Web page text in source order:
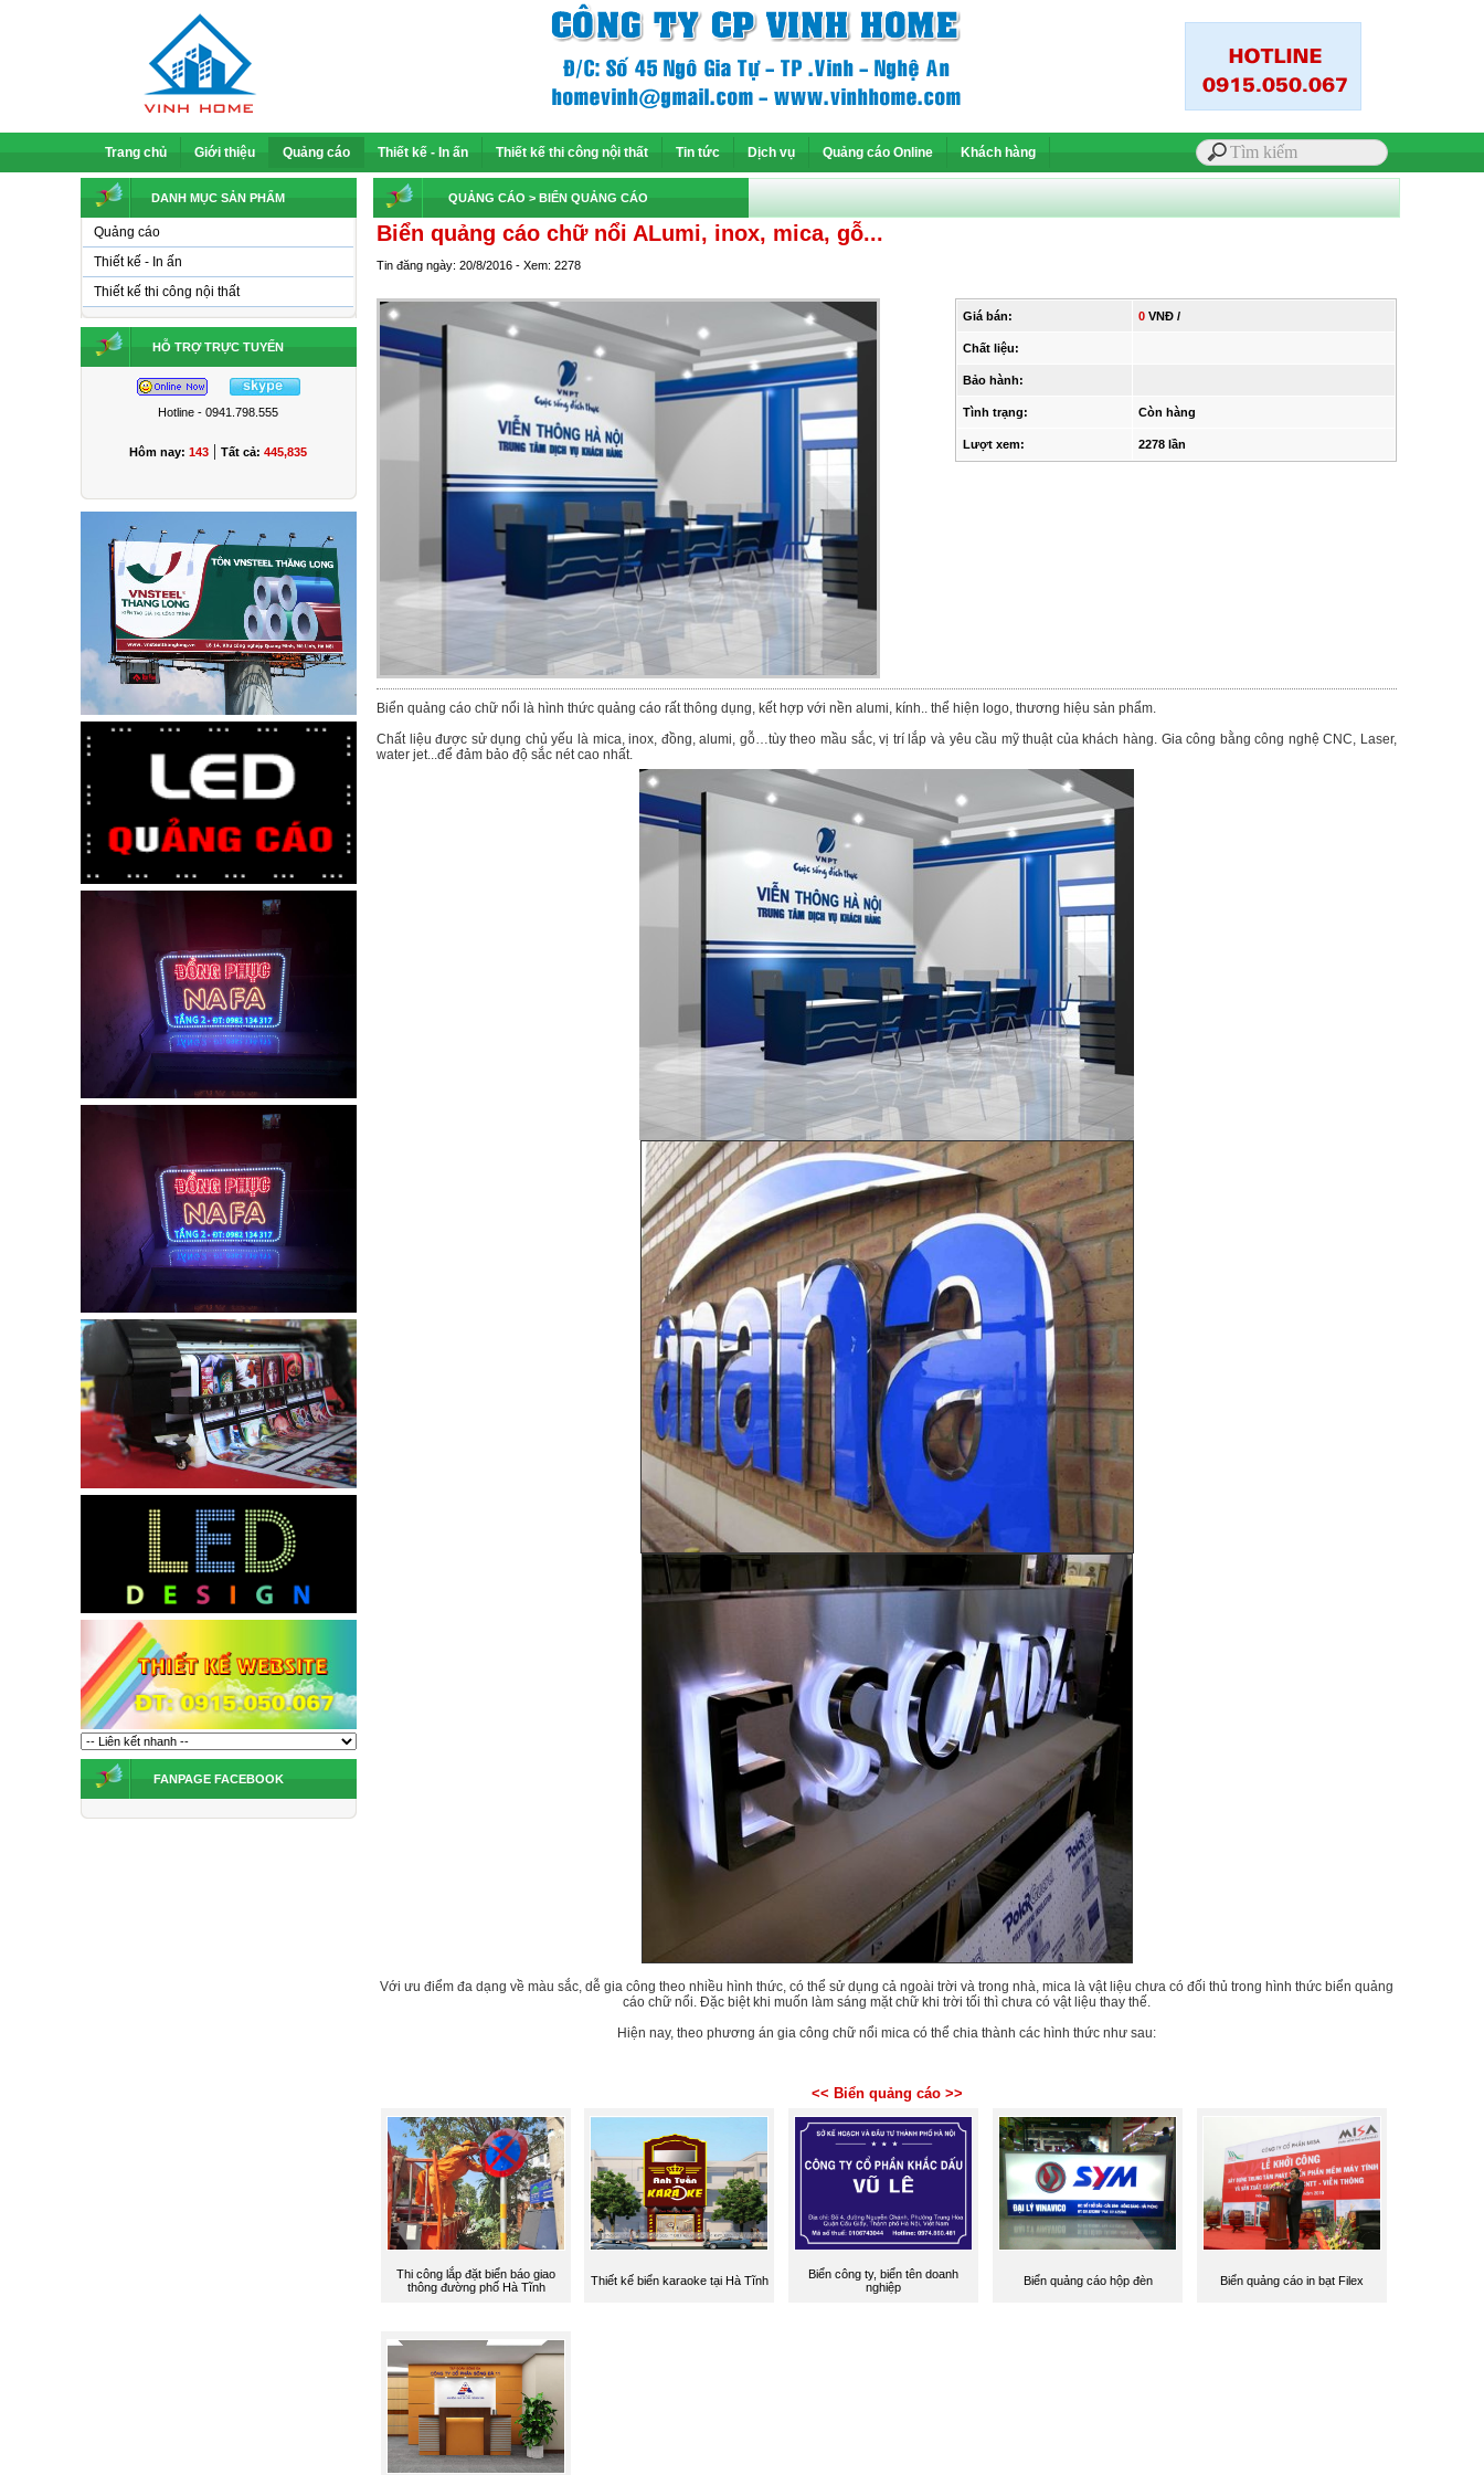
Trang chủ Giới thiệu Quảng cáo Thiết kế - In ấn Thiết kế thi công nội thất Tin tức Dịch vụ Quảng cáo Online Khách hàng
DANH MỤC SẢN PHẨM
Quảng cáo
Thiết kế - In ấn
Thiết kế thi công nội thất
HỖ TRỢ TRỰC TUYẾN
Hotline - 0941.798.555
Hôm nay: 143 | Tất cả: 445,835
FANPAGE FACEBOOK
QUẢNG CÁO > BIỂN QUẢNG CÁO
Biển quảng cáo chữ nổi ALumi, inox, mica, gỗ...
Tin đăng ngày: 20/8/2016 - Xem: 2278
Giá bán: 0 VNĐ /
Chất liệu:
Bảo hành:
Tình trạng: Còn hàng
Lượt xem: 2278 lần
Biển quảng cáo chữ nổi là hình thức quảng cáo rất thông dụng, kết hợp với nền alumi, kính.. thể hiện logo, thương hiệu sản phẩm.
Chất liệu được sử dụng chủ yếu là mica, inox, đồng, alumi, gỗ…tùy theo mầu sắc, vị trí lắp và yêu cầu mỹ thuật của khách hàng. Gia công bằng công nghệ CNC, Laser,
water jet...để đảm bảo độ sắc nét cao nhất.
Với ưu điểm đa dạng về màu sắc, dễ gia công theo nhiều hình thức, có thể sử dụng cả ngoài trời và trong nhà, mica là vật liệu chưa có đối thủ trong hình thức biển quảng
cáo chữ nổi. Đặc biệt khi muốn làm sáng mặt chữ khi trời tối thì chưa có vật liệu thay thế.
Hiện nay, theo phương án gia công chữ nổi mica có thể chia thành các hình thức như sau:
<< Biển quảng cáo >>
Thi công lắp đặt biển báo giao
thông đường phố Hà Tĩnh
Thiết kế biển karaoke tại Hà Tĩnh
Biển công ty, biển tên doanh
nghiệp
Biển quảng cáo hộp đèn Biển quảng cáo in bạt Filex